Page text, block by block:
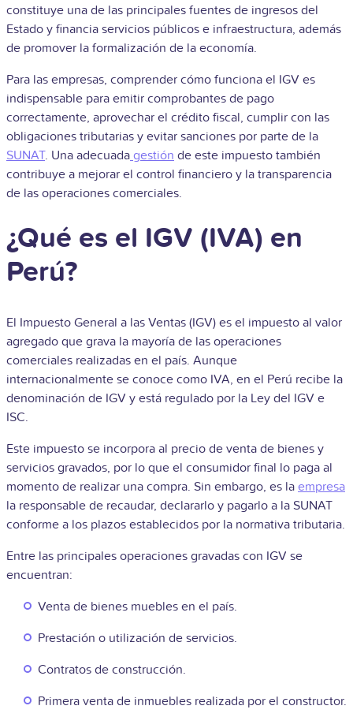
constituye una de las principales fuentes de ingresos del
Estado y financia servicios públicos e infraestructura, además
de promover la formalización de la economía.
Para las empresas, comprender cómo funciona el IGV es
indispensable para emitir comprobantes de pago
correctamente, aprovechar el crédito fiscal, cumplir con las
obligaciones tributarias y evitar sanciones por parte de la
SUNAT. Una adecuada gestión de este impuesto también
contribuye a mejorar el control financiero y la transparencia
de las operaciones comerciales.
¿Qué es el IGV (IVA) en
Perú?
El Impuesto General a las Ventas (IGV) es el impuesto al valor
agregado que grava la mayoría de las operaciones
comerciales realizadas en el país. Aunque
internacionalmente se conoce como IVA, en el Perú recibe la
denominación de IGV y está regulado por la Ley del IGV e
ISC.
Este impuesto se incorpora al precio de venta de bienes y
servicios gravados, por lo que el consumidor final lo paga al
momento de realizar una compra. Sin embargo, es la empresa
la responsable de recaudar, declararlo y pagarlo a la SUNAT
conforme a los plazos establecidos por la normativa tributaria.
Entre las principales operaciones gravadas con IGV se
encuentran:
Venta de bienes muebles en el país.
Prestación o utilización de servicios.
Contratos de construcción.
Primera venta de inmuebles realizada por el constructor.